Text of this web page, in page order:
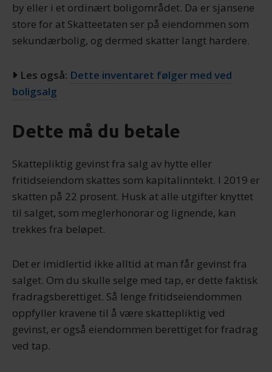
by eller i et ordinært boligområdet. Da er sjansene
store for at Skatteetaten ser på eiendommen som
sekundærbolig, og dermed skatter langt hardere.
Les også: Dette inventaret følger med ved
boligsalg
Dette må du betale
Skattepliktig gevinst fra salg av hytte eller
fritidseiendom skattes som kapitalinntekt. I 2019 er
skatten på 22 prosent. Husk at alle utgifter knyttet
til salget, som meglerhonorar og lignende, kan
trekkes fra beløpet.
Det er imidlertid ikke alltid at man får gevinst fra
salget. Om du skulle selge med tap, er dette faktisk
fradragsberettiget. Så lenge fritidseiendommen
oppfyller kravene til å være skattepliktig ved
gevinst, er også eiendommen berettiget for fradrag
ved tap.